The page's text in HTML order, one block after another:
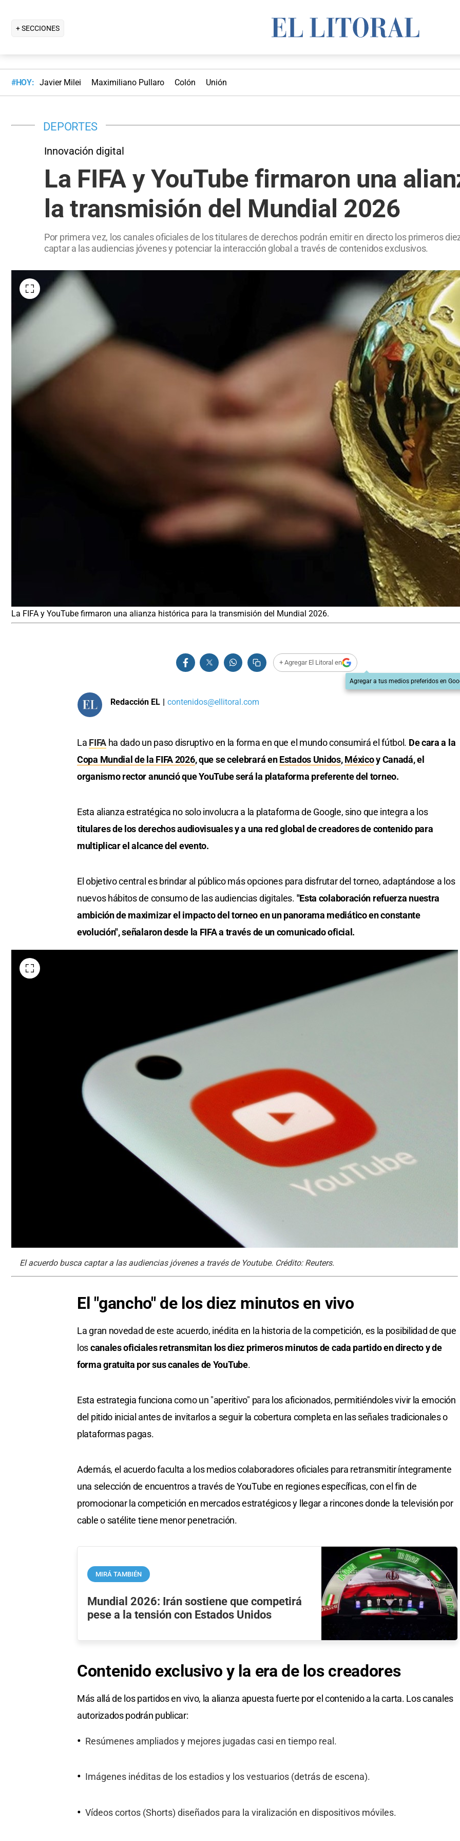
+ SECCIONES
#HOY: Javier Milei Maximiliano Pullaro Colón Unión
DEPORTES
Innovación digital
La FIFA y YouTube firmaron una
la transmisión del Mundial 2026
Por primera vez, los canales oficiales de los titulares de derechos podrán emitir en directo los primeros
captar a las audiencias jóvenes y potenciar la interacción global a través de contenidos exclusivos.
La FIFA y YouTube firmaron una alianza histórica para la transmisión del Mundial 2026.
+ Agregar El Litoral en
Agregar a tus medios preferidos en
Redacción EL | contenidos@ellitoral.com
La FIFAha dado un paso disruptivo en la forma en que el mundo consumirá el fútbol. De cara a la
Copa Mundial de la FIFA 2026, que se celebrará enEstados Unidos,Méxicoy Canadá, el
organismo rector anunció que YouTube será la plataforma preferente del torneo.
Esta alianza estratégica no solo involucra a la plataforma de Google, sino que integra a los
titulares de los derechos audiovisuales y a una red global de creadores de contenido para
multiplicar el alcance del evento.
El objetivo central es brindar al público más opciones para disfrutar del torneo, adaptándose a los
nuevos hábitos de consumo de las audiencias digitales. "Esta colaboración refuerza nuestra
ambición de maximizar el impacto del torneo en un panorama mediático en constante
evolución", señalaron desde la FIFA a través de un comunicado oficial.
El acuerdo busca captar a las audiencias jóvenes a través de Youtube. Crédito: Reuters.
El "gancho" de los diez minutos en vivo
La gran novedad de este acuerdo, inédita en la historia de la competición, es la posibilidad de que
loscanales oficiales retransmitan los diez primeros minutos de cada partido en directo y de
forma gratuita por sus canales de YouTube.
Esta estrategia funciona como un "aperitivo" para los aficionados, permitiéndoles vivir la emoción
del pitido inicial antes de invitarlos a seguir la cobertura completa en las señales tradicionales o
plataformas pagas.
Además, el acuerdo faculta a los medios colaboradores oficiales para retransmitir íntegramente
una selección de encuentros a través de YouTube en regiones específicas, con el fin de
promocionar la competición en mercados estratégicos y llegar a rincones donde la televisión por
cable o satélite tiene menor penetración.
MIRÁ TAMBIÉN
Mundial 2026: Irán sostiene que competirá
pese a la tensión con Estados Unidos
Contenido exclusivo y la era de los creadores
Más allá de los partidos en vivo, la alianza apuesta fuerte por el contenido a la carta. Los canales
autorizados podrán publicar:
Resúmenes ampliados y mejores jugadas casi en tiempo real.
Imágenes inéditas de los estadios y los vestuarios (detrás de escena).
Vídeos cortos (Shorts) diseñados para la viralización en dispositivos móviles.